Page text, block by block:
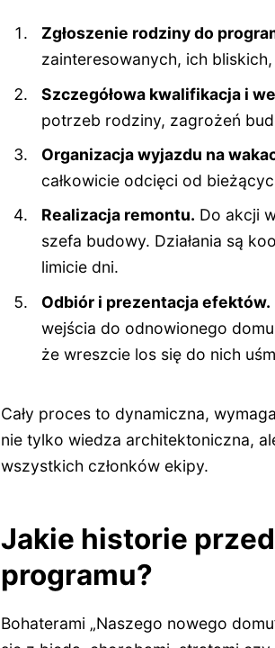
Zgłoszenie rodziny do
zainteresowanych, ich
Szczegółowa kwalifikacja i
potrzeb rodziny, zagrożeń
Organizacja wyjazdu na
całkowicie odcięci od
Realizacja remontu. Do akcji
szefa budowy. Działania są
limicie dni.
Odbiór i prezentacja efektów.
wejścia do odnowionego
że wreszcie los się do nich
Cały proces to dynamiczna,
nie tylko wiedza architektoniczna,
wszystkich członków ekipy.
Jakie historie
programu?
Bohaterami „Naszego nowego